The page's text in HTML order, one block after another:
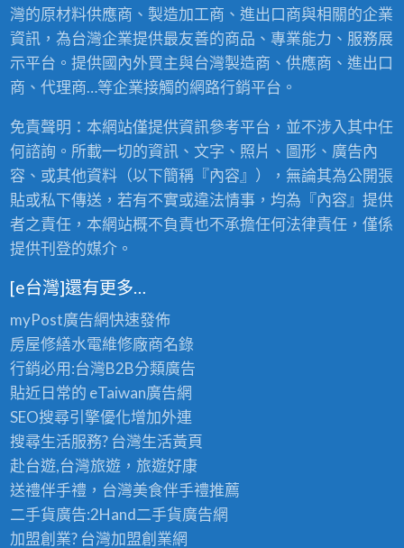
灣的原材料供應商、製造加工商、進出口商與相關的企業
資訊，為台灣企業提供最友善的商品、專業能力、服務展
示平台。提供國內外買主與台灣製造商、供應商、進出口
商、代理商…等企業接觸的網路行銷平台。
免責聲明：本網站僅提供資訊參考平台，並不涉入其中任
何諮詢。所載一切的資訊、文字、照片、圖形、廣告內
容、或其他資料（以下簡稱『內容』），無論其為公開張
貼或私下傳送，若有不實或違法情事，均為『內容』提供
者之責任，本網站概不負責也不承擔任何法律責任，僅係
提供刊登的媒介。
[e台灣]還有更多…
myPost廣告網快速發佈
房屋修繕水電維修廠商名錄
行銷必用:台灣B2B分類廣告
貼近日常的 eTaiwan廣告網
SEO搜尋引擎優化增加外連
搜尋生活服務? 台灣生活黃頁
赴台遊,台灣旅遊，旅遊好康
送禮伴手禮，台灣美食伴手禮推薦
二手貨廣告:2Hand二手貨廣告網
加盟創業? 台灣加盟創業網